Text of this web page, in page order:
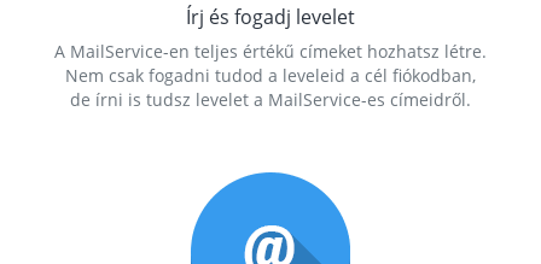
Írj és fogadj levelet
A MailService-en teljes értékű címeket hozhatsz létre.
Nem csak fogadni tudod a leveleid a cél fiókodban,
de írni is tudsz levelet a MailService-es címeidről.